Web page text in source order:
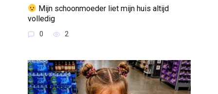
Mijn schoonmoeder liet mijn huis altijd
volledig
0 2